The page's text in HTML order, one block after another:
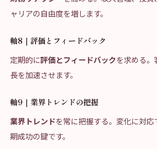
ャリアの自由度を増します。
軸8｜評価とフィードバック
定期的に評価とフィードバックを求める。
長を加速させます。
軸9｜業界トレンドの把握
業界トレンドを常に把握する。変化に対
期成功の鍵です。